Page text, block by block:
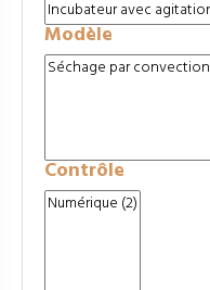
Modèle
Contrôle